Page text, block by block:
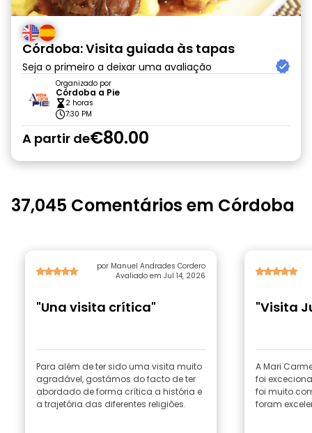
Córdoba: Visita guiada às tapas
Seja o primeiro a deixar uma avaliação
Organizado por
Córdoba a Pie
2 horas
7:30 PM
A partir de€80.00
37,045 Comentários em Córdoba
por Manuel Andrades Cordero
Avaliado em Jul 14, 2026
"Una visita crítica"
Para além de ter sido uma visita muito
agradável, gostámos do facto de ter
abordado de forma crítica a história e
a trajetória das diferentes religiões.
"Visita
A Mari
foi
foi muito
foram